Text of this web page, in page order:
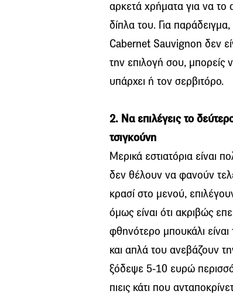
αρκετά χρήματα για να το
δίπλα του. Για
Cabernet Sauvignon δεν
την επιλογή σου, μπορείς
υπάρχει ή τον σερβιτόρο.
2. Να επιλέγεις το
τσιγκούνη
Μερικά εστιατόρια είναι
δεν θέλουν να φανούν
κρασί στο μενού,
όμως είναι ότι ακριβώς
φθηνότερο μπουκάλι
και απλά του ανεβάζουν
ξόδεψε 5-10 ευρώ
πιεις κάτι που